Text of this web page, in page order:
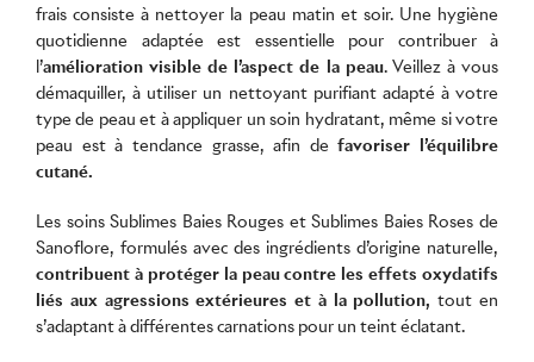
frais consiste à nettoyer la peau matin et soir. Une hygiène
quotidienne adaptée est essentielle pour contribuer à
l’amélioration visible de l’aspect de la peau. Veillez à vous
démaquiller, à utiliser un nettoyant purifiant adapté à votre
type de peau et à appliquer un soin hydratant, même si votre
peau est à tendance grasse, afin defavoriser l’équilibre
cutané.
Les soins Sublimes Baies Rouges et Sublimes Baies Roses de
Sanoflore, formulés avec des ingrédients d’origine naturelle,
contribuent à protéger la peau contre les effets oxydatifs
liés aux agressions extérieures et à la pollution, tout en
s’adaptant à différentes carnations pour un teint éclatant.